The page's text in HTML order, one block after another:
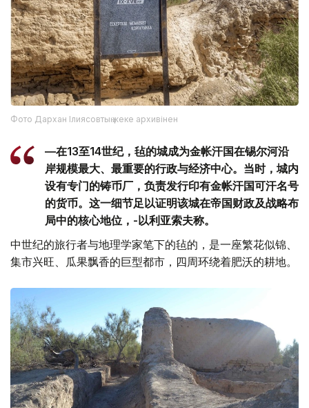
Фото Дархан Ілиясовтың жеке архивінен
—在13至14世纪，毡的城成为金帐汗国在锡尔河沿
岸规模最大、最重要的行政与经济中心。当时，城内
设有专门的铸币厂，负责发行印有金帐汗国可汗名号
的货币。这一细节足以证明该城在帝国财政及战略布
局中的核心地位，-以利亚索夫称。
中世纪的旅行者与地理学家笔下的毡的，是一座繁花似锦、
集市兴旺、瓜果飘香的巨型都市，四周环绕着肥沃的耕地。